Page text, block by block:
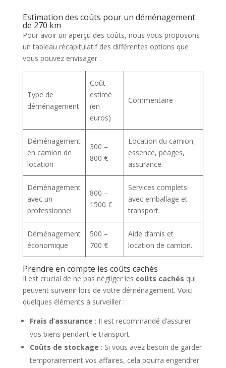
Estimation des coûts pour un déménagement
de 270 km
Pour avoir un aperçu des coûts, nous vous proposons
un tableau récapitulatif des différentes options que
vous pouvez envisager :
Type de
déménagement
Coût
estimé
(en
euros)
Commentaire
Déménagement
en camion de
location
300 –
800 €
Location du camion,
essence, péages,
assurance.
Déménagement
avec un
professionnel
800 –
1500 €
Services complets
avec emballage et
transport.
Déménagement
économique
500 –
700 €
Aide d’amis et
location de camion.
Prendre en compte les coûts cachés
Il est crucial de ne pas négliger les coûts cachés qui
peuvent survenir lors de votre déménagement. Voici
quelques éléments à surveiller :
Frais d’assurance : Il est recommandé d’assurer
vos biens pendant le transport.
Coûts de stockage : Si vous avez besoin de garder
temporairement vos affaires, cela pourra engendrer